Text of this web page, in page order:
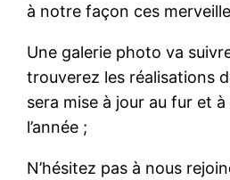
à notre façon ces
Une galerie photo va
trouverez les réalisations
sera mise à jour au fur et
l’année ;
N’hésitez pas à nous